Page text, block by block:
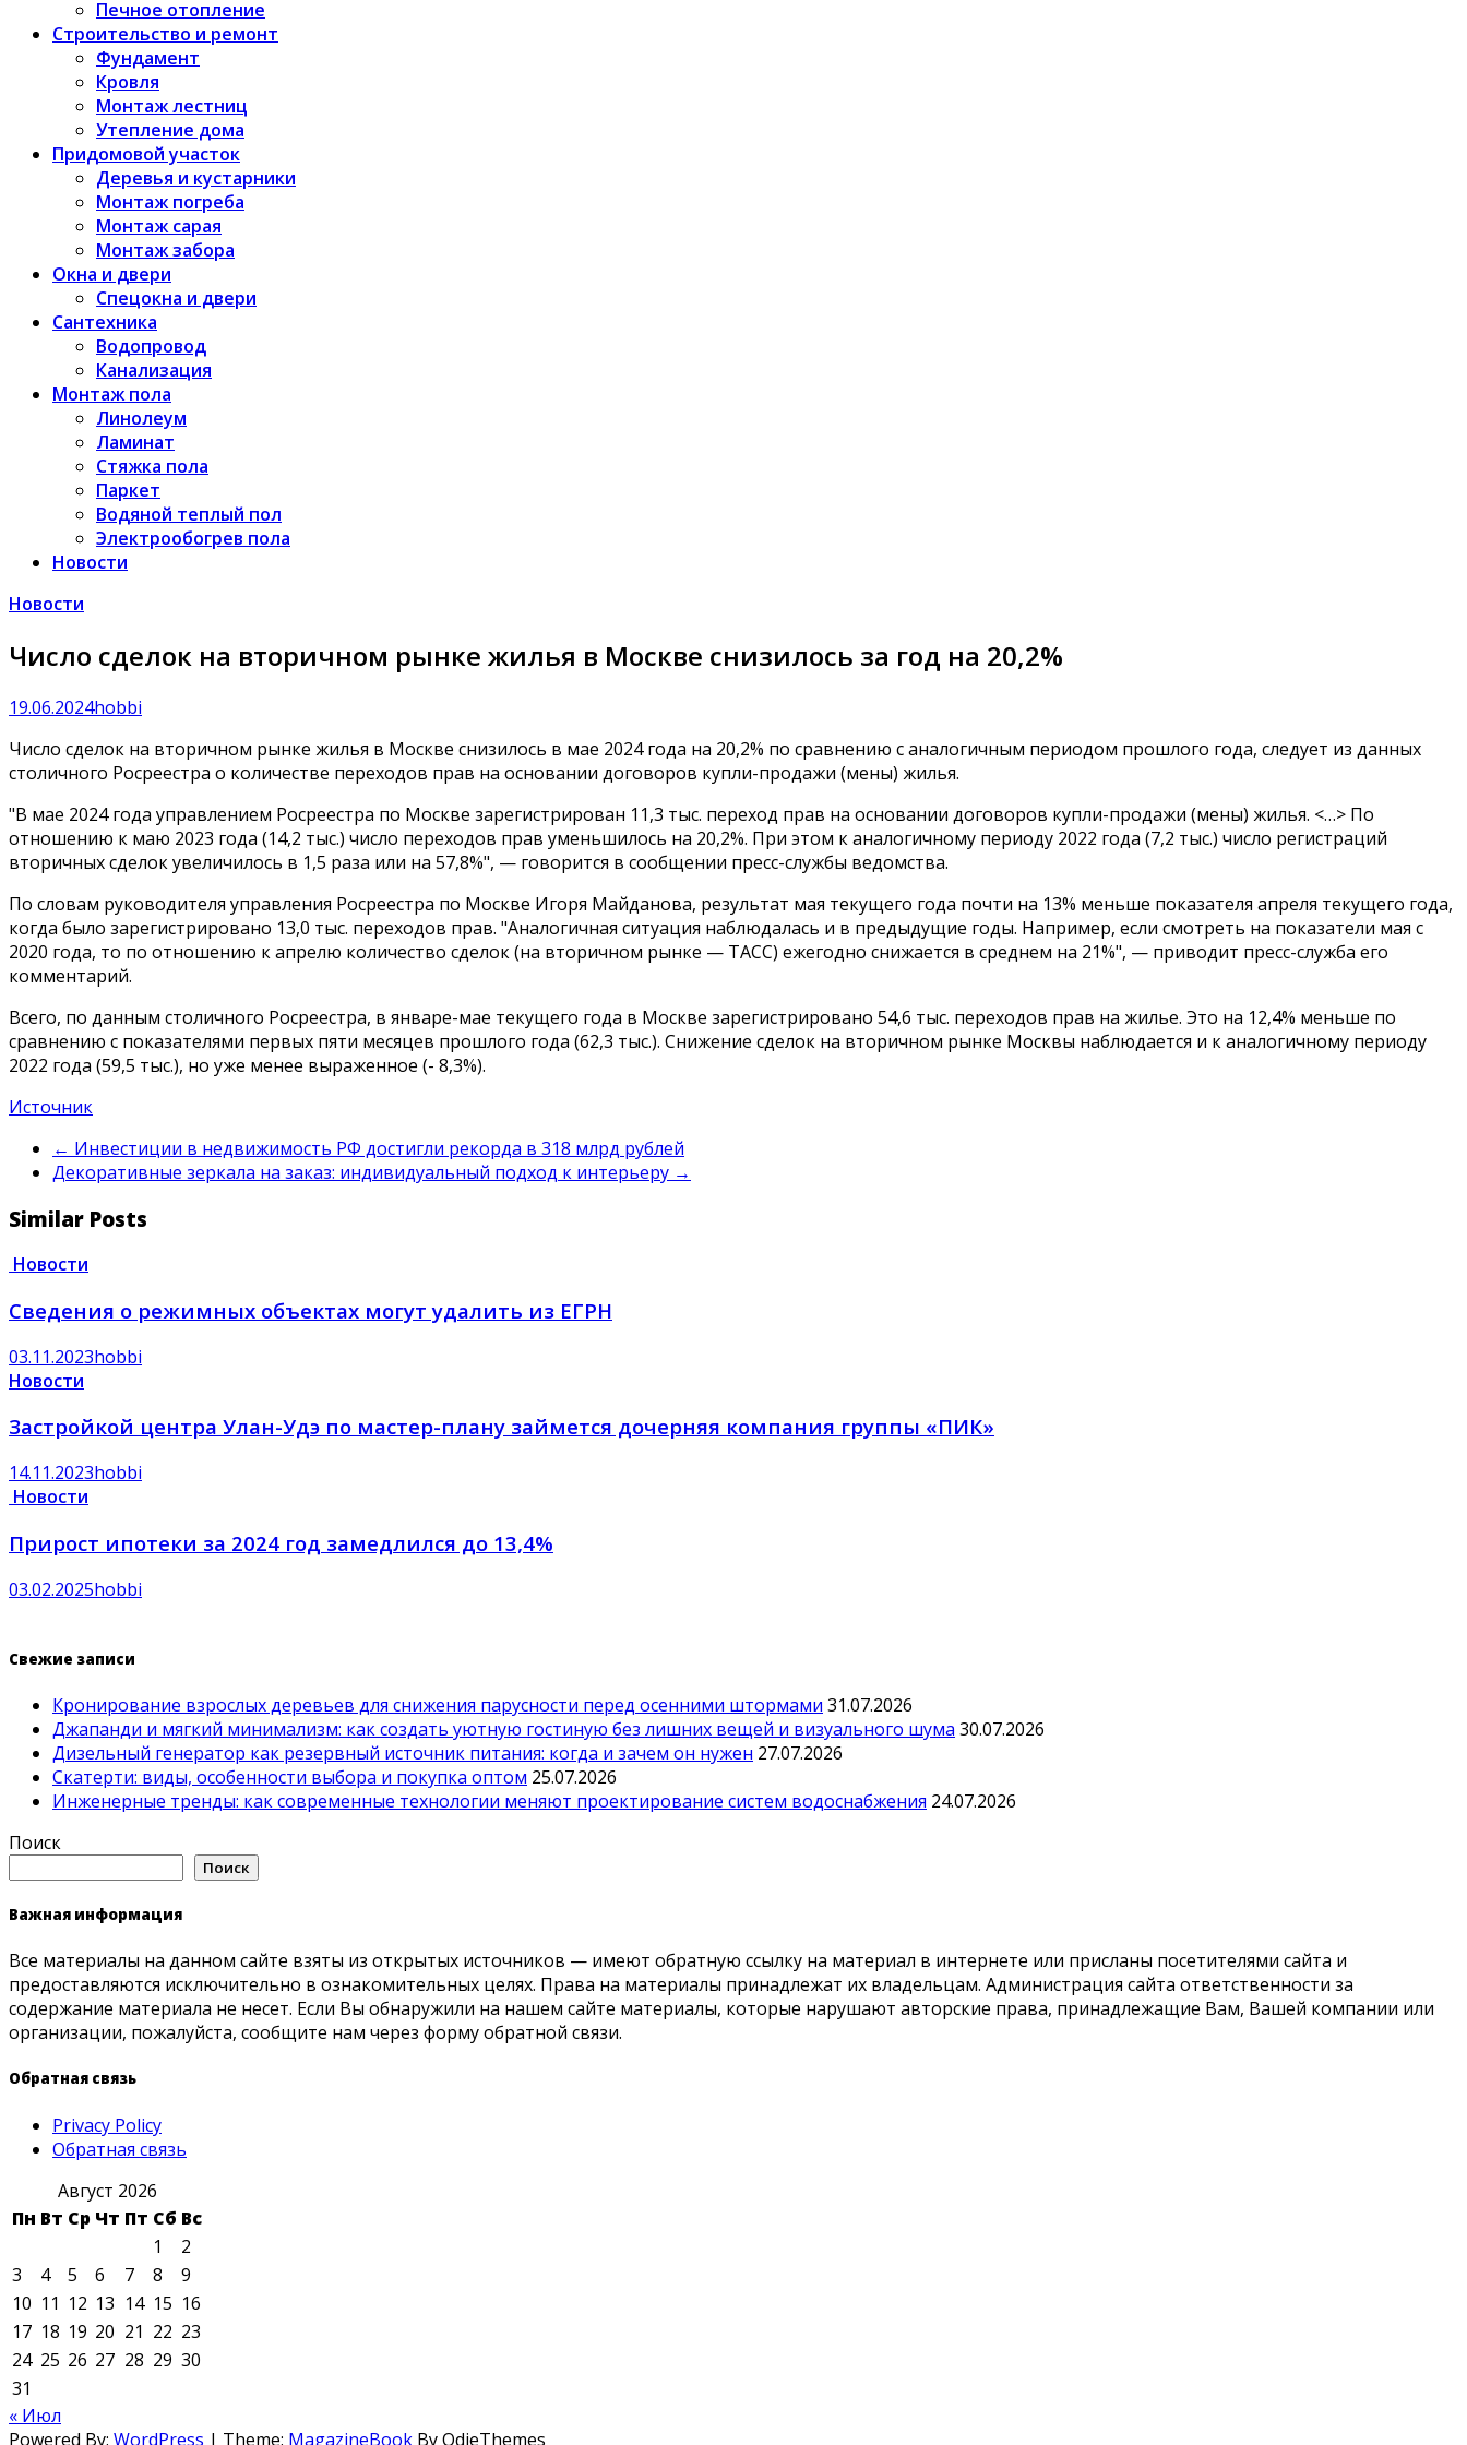
Печное отопление
Строительство и ремонт
Фундамент
Кровля
Монтаж лестниц
Утепление дома
Придомовой участок
Деревья и кустарники
Монтаж погреба
Монтаж сарая
Монтаж забора
Окна и двери
Спецокна и двери
Сантехника
Водопровод
Канализация
Монтаж пола
Линолеум
Ламинат
Стяжка пола
Паркет
Водяной теплый пол
Электрообогрев пола
Новости
Новости
Число сделок на вторичном рынке жилья в Москве снизилось за год на 20,2%
19.06.2024hobbi
Число сделок на вторичном рынке жилья в Москве снизилось в мае 2024 года на 20,2% по сравнению с аналогичным периодом прошлого года, следует из данных
столичного Росреестра о количестве переходов прав на основании договоров купли-продажи (мены) жилья.
"В мае 2024 года управлением Росреестра по Москве зарегистрирован 11,3 тыс. переход прав на основании договоров купли-продажи (мены) жилья. <…> По
отношению к маю 2023 года (14,2 тыс.) число переходов прав уменьшилось на 20,2%. При этом к аналогичному периоду 2022 года (7,2 тыс.) число регистраций
вторичных сделок увеличилось в 1,5 раза или на 57,8%", — говорится в сообщении пресс-службы ведомства.
По словам руководителя управления Росреестра по Москве Игоря Майданова, результат мая текущего года почти на 13% меньше показателя апреля текущего года,
когда было зарегистрировано 13,0 тыс. переходов прав. "Аналогичная ситуация наблюдалась и в предыдущие годы. Например, если смотреть на показатели мая с
2020 года, то по отношению к апрелю количество сделок (на вторичном рынке — ТАСС) ежегодно снижается в среднем на 21%", — приводит пресс-служба его
комментарий.
Всего, по данным столичного Росреестра, в январе-мае текущего года в Москве зарегистрировано 54,6 тыс. переходов прав на жилье. Это на 12,4% меньше по
сравнению с показателями первых пяти месяцев прошлого года (62,3 тыс.). Снижение сделок на вторичном рынке Москвы наблюдается и к аналогичному периоду
2022 года (59,5 тыс.), но уже менее выраженное (- 8,3%).
Источник
← Инвестиции в недвижимость РФ достигли рекорда в 318 млрд рублей
Декоративные зеркала на заказ: индивидуальный подход к интерьеру →
Similar Posts
Новости
Сведения о режимных объектах могут удалить из ЕГРН
03.11.2023hobbi
Новости
Застройкой центра Улан-Удэ по мастер-плану займется дочерняя компания группы «ПИК»
14.11.2023hobbi
Новости
Прирост ипотеки за 2024 год замедлился до 13,4%
03.02.2025hobbi
Свежие записи
Кронирование взрослых деревьев для снижения парусности перед осенними штормами 31.07.2026
Джапанди и мягкий минимализм: как создать уютную гостиную без лишних вещей и визуального шума 30.07.2026
Дизельный генератор как резервный источник питания: когда и зачем он нужен 27.07.2026
Скатерти: виды, особенности выбора и покупка оптом 25.07.2026
Инженерные тренды: как современные технологии меняют проектирование систем водоснабжения 24.07.2026
Поиск
Поиск
Важная информация
Все материалы на данном сайте взяты из открытых источников — имеют обратную ссылку на материал в интернете или присланы посетителями сайта и
предоставляются исключительно в ознакомительных целях. Права на материалы принадлежат их владельцам. Администрация сайта ответственности за
содержание материала не несет. Если Вы обнаружили на нашем сайте материалы, которые нарушают авторские права, принадлежащие Вам, Вашей компании или
организации, пожалуйста, сообщите нам через форму обратной связи.
Обратная связь
Privacy Policy
Обратная связь
Август 2026
Пн Вт Ср Чт Пт Сб Вс
1
2
3
4 5 6 7 8
9
10 11 12 13 14 15 16
17 18 19 20 21 22 23
24 25 26 27 28 29 30
31
« Июл
Powered By: WordPress | Theme: MagazineBook By OdieThemes